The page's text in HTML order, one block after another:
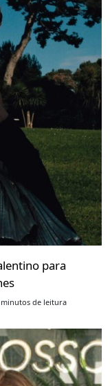
para
minutos de leitura